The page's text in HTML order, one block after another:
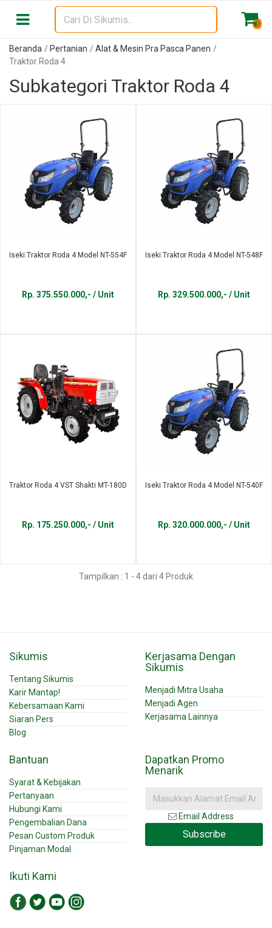
0
Beranda Pertanian
Alat & Mesin Pra Pasca Panen
Traktor Roda 4
Subkategori Traktor Roda 4
Iseki Traktor Roda 4 Model NT-554F
Rp. 375.550.000,- / Unit
Iseki Traktor Roda 4 Model NT-548F
Rp. 329.500.000,- / Unit
Traktor Roda 4 VST Shakti MT-180D
Rp. 175.250.000,- / Unit
Iseki Traktor Roda 4 Model NT-540F
Rp. 320.000.000,- / Unit
Tampilkan : 1 - 4 dari 4 Produk
Sikumis
Tentang Sikumis
Karir Mantap!
Kebersamaan Kami
Siaran Pers
Blog
Kerjasama Dengan
Sikumis
Menjadi Mitra Usaha
Menjadi Agen
Kerjasama Lainnya
Bantuan
Syarat & Kebijakan
Pertanyaan
Hubungi Kami
Pengembalian Dana
Pesan Custom Produk
Pinjaman Modal
Dapatkan Promo
Menarik
Email Address
Subscribe
Ikuti Kami